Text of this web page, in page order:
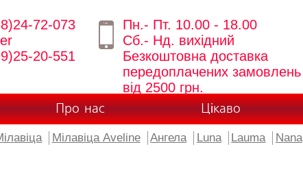
72-073
20-551
Пн.- Пт. 10.00 - 18.00
Сб.- Нд. вихідний
Безкоштовна доставка
передоплачених замовлень
від 2500 грн.
Про нас Цікаво
Мілавіца Aveline Ангела Luna Lauma Nana